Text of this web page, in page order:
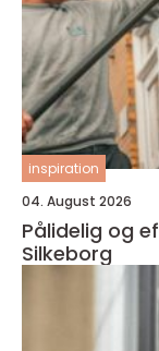
inspiration
04. August 2026
Pålidelig og
Silkeborg